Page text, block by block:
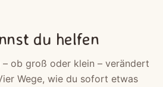
du helfen
ob groß oder klein – verändert
Wege, wie du sofort etwas